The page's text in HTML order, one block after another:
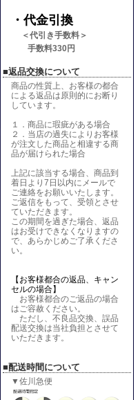
・代金引換
＜代引き手数料＞
手数料330円
■返品交換について
商品の性質上、お客様の都合
による返品は原則的にお断り
しています。
１．商品に瑕疵がある場合
２．当店の過失によりお客様
が注文した商品と相違する商
品が届けられた場合
上記に該当する場合、商品到
着日より7日以内にメールで
ご連絡をお願いいたします。
ご返信をもって、受領とさせ
ていただきます。
この期間を過ぎた場合、返品
はお受けできなくなりますの
で、あらかじめご了承くださ
い。
【お客様都合の返品、キャン
セルの場合】
お客様都合のご返品の場合
はご容赦ください。
ただし、不良品交換、誤品
配送交換は当社負担とさせて
いただきます。
■配送時間について
▼佐川急便